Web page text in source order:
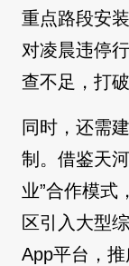
重点路段安
对凌晨违停
查不足，打
同时，还需
制。借鉴天
业”合作模式
区引入大型
App平台，